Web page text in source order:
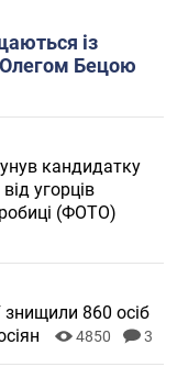
із
Бецою
кандидатку
угорців
(ФОТО)
860 осіб
4850 3